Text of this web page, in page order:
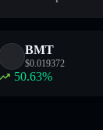
BMT
$0.019372
50.63%